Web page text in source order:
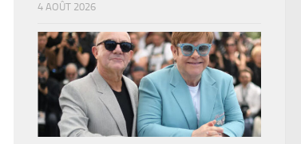
4 AOÛT 2026